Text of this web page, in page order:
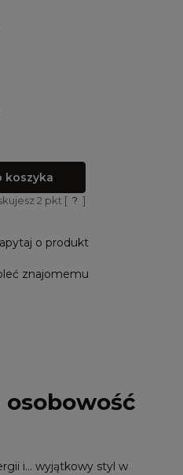
koszyka
2 pkt [ ? ]
o produkt
znajomemu
osobowość
i… wyjątkowy styl w